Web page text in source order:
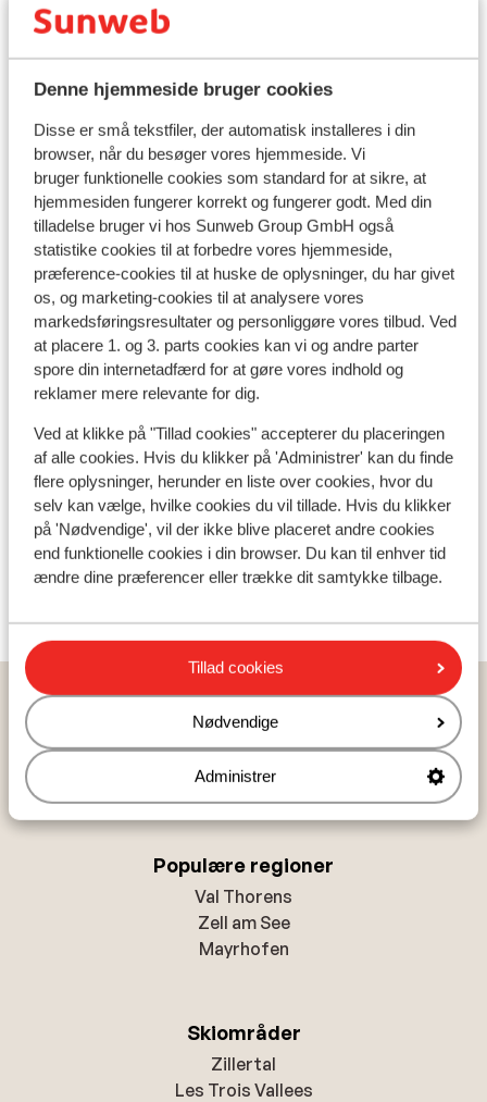
Denne hjemmeside bruger cookies
Disse er små tekstfiler, der automatisk installeres i din
browser, når du besøger vores hjemmeside. Vi
bruger funktionelle cookies som standard for at sikre, at
hjemmesiden fungerer korrekt og fungerer godt. Med din
tilladelse bruger vi hos Sunweb Group GmbH også
statistike cookies til at forbedre vores hjemmeside,
præference-cookies til at huske de oplysninger, du har givet
os, og marketing-cookies til at analysere vores
markedsføringsresultater og personliggøre vores tilbud. Ved
at placere 1. og 3. parts cookies kan vi og andre parter
spore din internetadfærd for at gøre vores indhold og
reklamer mere relevante for dig.
Ved at klikke på "Tillad cookies" accepterer du placeringen
af alle cookies. Hvis du klikker på 'Administrer' kan du finde
flere oplysninger, herunder en liste over cookies, hvor du
selv kan vælge, hvilke cookies du vil tillade. Hvis du klikker
på 'Nødvendige', vil der ikke blive placeret andre cookies
end funktionelle cookies i din browser. Du kan til enhver tid
ændre dine præferencer eller trække dit samtykke tilbage.
Tillad cookies
Nødvendige
Administrer
Hotel Seiser Alm Plaza
Seiser Alm (Compatsch) Seiser Alm Italien
Afslappende wellness efter skiløb
Rolig beliggenhed på Seiser Alm
Med restaurant og bar
Søn. 21. Mar. - Søn. 28. Mar.
Halvpension 2 person
Fra pris pr. person
10.443 kr.
Se
Andre overnatningssteder i Seiser Alm
(Compatsch)
Hotel Seiser Alm Plaza
Hotel Seiser Alm Urthaler
Hotel Steger - Dellai
Populære lande
Ostrig
Frankrig
Italien
Populære regioner
Val Thorens
Zell am See
Mayrhofen
Skiområder
Zillertal
Les Trois Vallees